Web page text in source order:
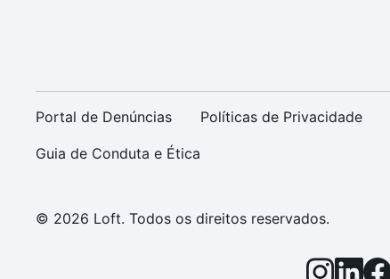
Portal de Denúncias Políticas de Privacidade
Guia de Conduta e Ética
© 2026 Loft. Todos os direitos reservados.